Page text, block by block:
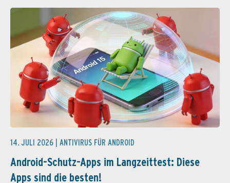
14. JULI 2026 | ANTIVIRUS FÜR ANDROID
Android-Schutz-Apps im Langzeittest: Diese
Apps sind die besten!